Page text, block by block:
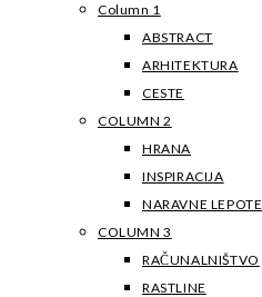
Column 1
ABSTRACT
ARHITEKTURA
CESTE
COLUMN 2
HRANA
INSPIRACIJA
NARAVNE LEPOTE
COLUMN 3
RAČUNALNIŠTVO
RASTLINE